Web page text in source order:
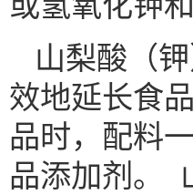
山梨酸（
效地延长食
品时，配料
品添加剂。